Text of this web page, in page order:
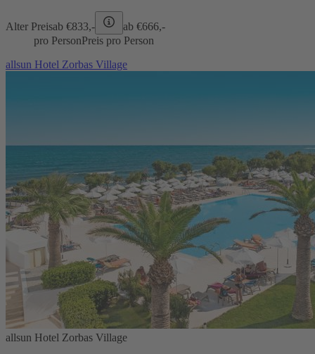
Alter Preisab €833,- ab €666,-
pro PersonPreis pro Person
allsun Hotel Zorbas Village
allsun Hotel Zorbas Village